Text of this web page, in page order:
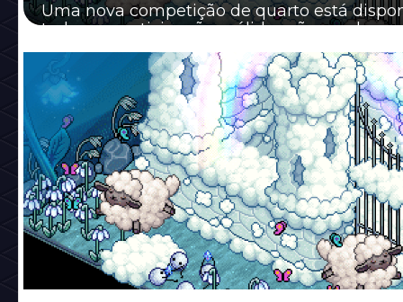
Uma nova competição de quarto está
todas as participações válidas vão receber